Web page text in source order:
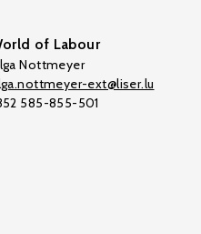
of Labour
Nottmeyer
ext@liser.lu
585-855-501